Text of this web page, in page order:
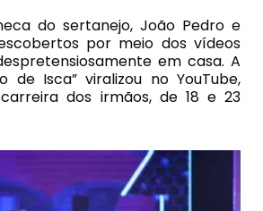
do sertanejo, João Pedro e
por meio dos vídeos
em casa. A
de Isca” viralizou no YouTube,
dos irmãos, de 18 e 23